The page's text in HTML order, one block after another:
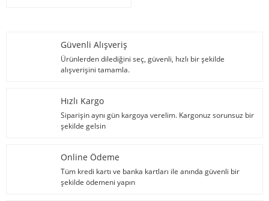
Güvenli Alışveriş
Ürünlerden dilediğini seç, güvenli, hızlı bir şekilde
alışverişini tamamla.
Hızlı Kargo
Siparişin aynı gün kargoya verelim. Kargonuz sorunsuz bir
şekilde gelsin
Online Ödeme
Tüm kredi kartı ve banka kartları ile anında güvenli bir
şekilde ödemeni yapın